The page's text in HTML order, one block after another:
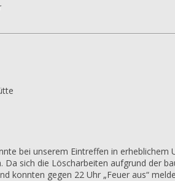
bei unserem Eintreffen in
Da sich die Löscharbeiten aufgrund der
konnten gegen 22 Uhr „Feuer aus“